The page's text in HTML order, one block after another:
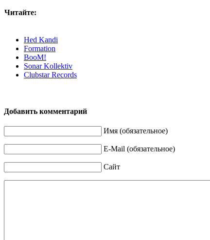
Читайте:
Hed Kandi
Formation
BooM!
Sonar Kollektiv
Clubstar Records
Добавить комментарий
Имя (обязательное)
E-Mail (обязательное)
Сайт